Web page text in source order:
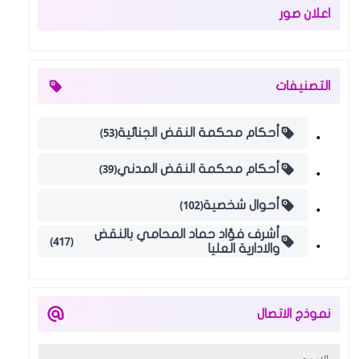
اعلان صور
التصنيفات
أحكام محكمة النقض الجنائية(53)
أحكام محكمة النقض المدني(39)
أحوال شخصية(102)
أشرف فؤاد حماد المحامي بالنقض
والادارية العليا
(417)
نموذج الاتصال